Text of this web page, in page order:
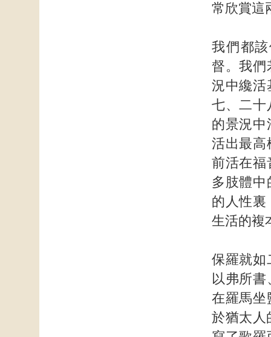
常欣賞這
我們都
督。我們
況中纔活
七、二十
的景況中
活出最高
前活在福
多肢體
的人性裏
生活的複
保羅就如
以弗所
在羅馬坐
於猶太人